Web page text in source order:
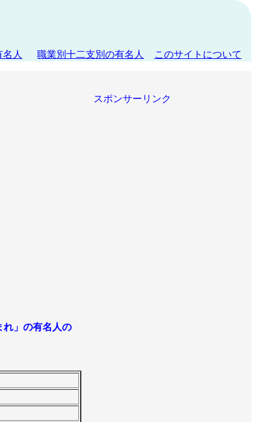
人 職業別十二支別の有名人 このサイトについて
れ」の有名人の
スポンサーリンク